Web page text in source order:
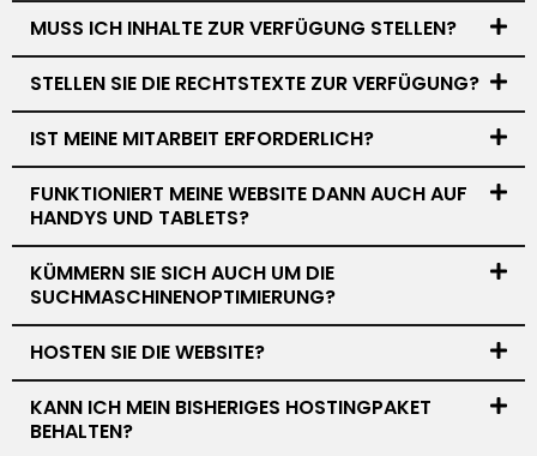
MUSS ICH INHALTE ZUR VERFÜGUNG STELLEN?
STELLEN SIE DIE RECHTSTEXTE ZUR VERFÜGUNG?
IST MEINE MITARBEIT ERFORDERLICH?
FUNKTIONIERT MEINE WEBSITE DANN AUCH AUF
HANDYS UND TABLETS?
KÜMMERN SIE SICH AUCH UM DIE
SUCHMASCHINENOPTIMIERUNG?
HOSTEN SIE DIE WEBSITE?
KANN ICH MEIN BISHERIGES HOSTINGPAKET
BEHALTEN?